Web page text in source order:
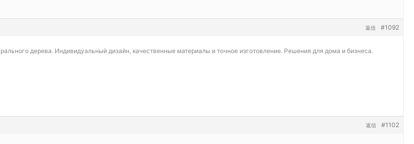
#1092
返信
дерева. Индивидуальный дизайн, качественные материалы и точное изготовление. Решения для дома и бизнеса.
#1102
返信